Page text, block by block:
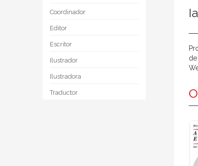
Coordinador
Editor
Escritor
Ilustrador
Ilustradora
Traductor